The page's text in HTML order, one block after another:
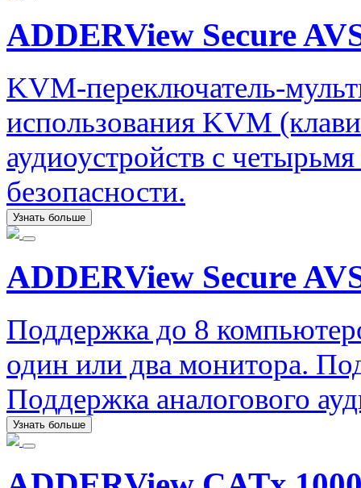
ADDERView Secure
KVM-переключатель-
использования KVM
аудиоустройств с
безопасности.
Узнать больше
ADDERView Secure
Поддержка до 8
один или два монитора.
Поддержка аналогового
Узнать больше